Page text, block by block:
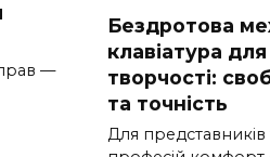
—
Бездротова
клавіатура для
творчості:
та точність
Для